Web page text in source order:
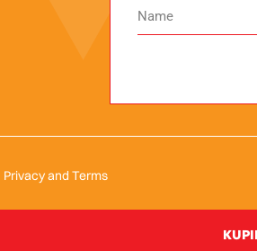
Privacy and Terms